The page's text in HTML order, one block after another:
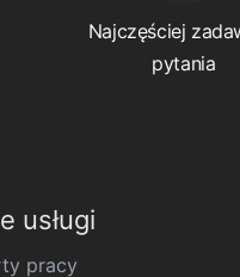
Najczęściej
pytania
usługi
pracy